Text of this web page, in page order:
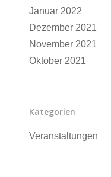
Januar 2022
Dezember 2021
November 2021
Oktober 2021
Kategorien
Veranstaltungen